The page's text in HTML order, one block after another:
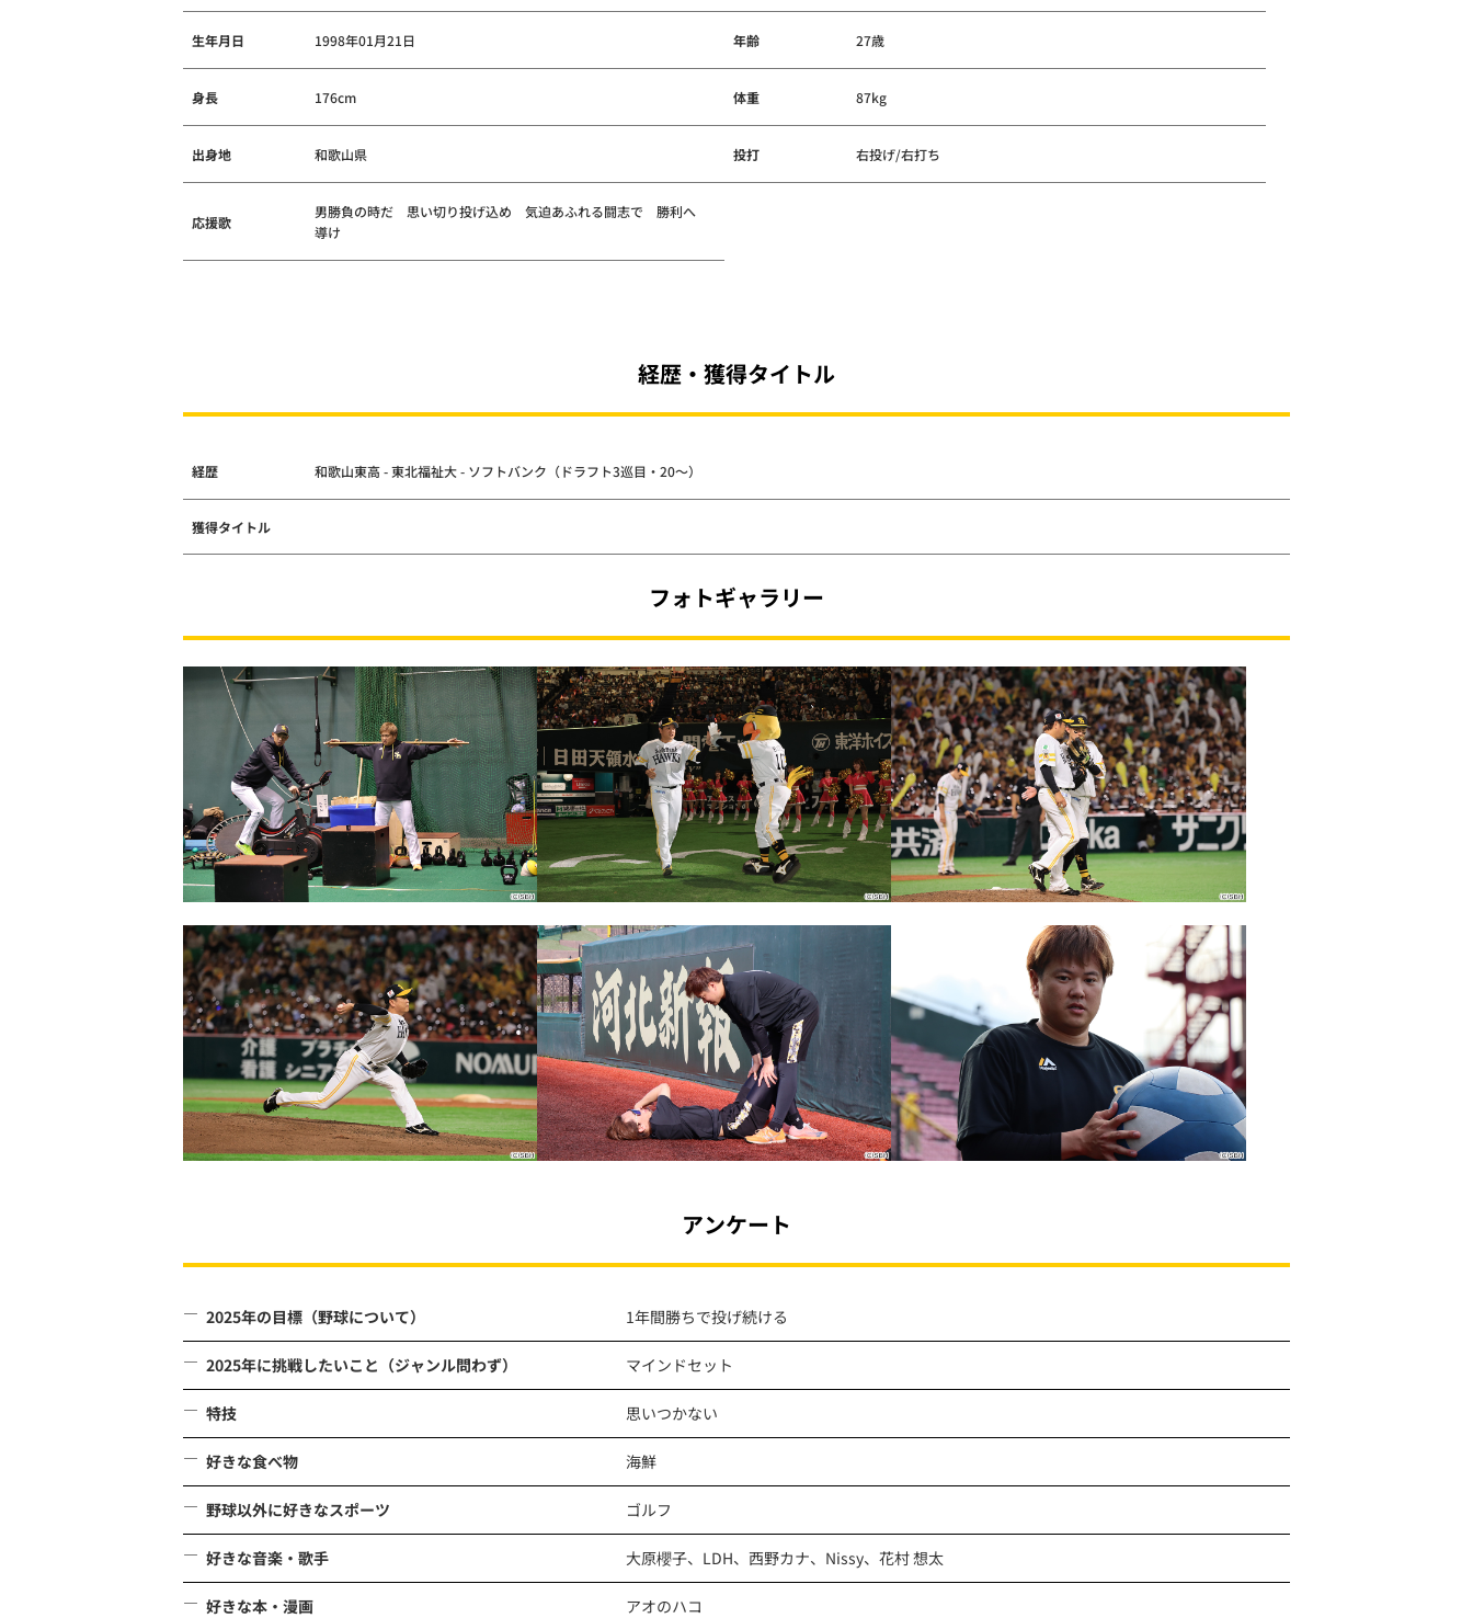
生年月日 1998年01月21日 年齢 27歳
身長 176cm 体重 87kg
出身地 和歌山県 投打 右投げ/右打ち
応援歌
男勝負の時だ 思い切り投げ込め 気迫あふれる闘志で 勝利へ
導け
経歴・獲得タイトル
経歴 和歌山東高 - 東北福祉大 - ソフトバンク（ドラフト3巡目・20～）
獲得タイトル
フォトギャラリー
アンケート
2025年の目標（野球について） 1年間勝ちで投げ続ける
2025年に挑戦したいこと（ジャンル問わず） マインドセット
特技 思いつかない
好きな食べ物 海鮮
野球以外に好きなスポーツ ゴルフ
好きな音楽・歌手 大原櫻子、LDH、西野カナ、Nissy、花村 想太
好きな本・漫画 アオのハコ